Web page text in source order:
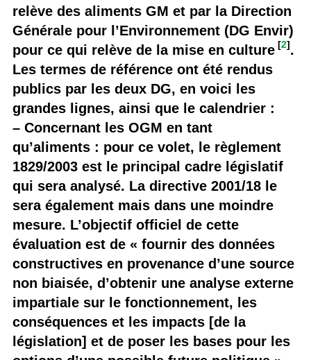
relève des aliments GM et par la Direction
Générale pour l’Environnement (DG Envir)
pour ce qui relève de la mise en culture [2].
Les termes de référence ont été rendus
publics par les deux DG, en voici les
grandes lignes, ainsi que le calendrier :
– Concernant les OGM en tant
qu’aliments : pour ce volet, le règlement
1829/2003 est le principal cadre législatif
qui sera analysé. La directive 2001/18 le
sera également mais dans une moindre
mesure. L’objectif officiel de cette
évaluation est de « fournir des données
constructives en provenance d’une source
non biaisée, d’obtenir une analyse externe
impartiale sur le fonctionnement, les
conséquences et les impacts [de la
législation] et de poser les bases pour les